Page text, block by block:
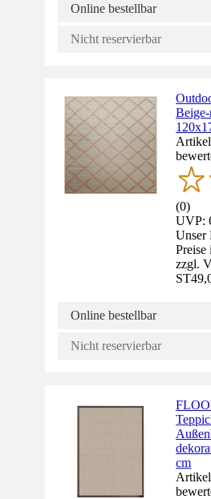
Online bestellbar
Nicht reservierbar
(0)
UVP:
zzgl.
ST
Online bestellbar
Nicht reservierbar
cm